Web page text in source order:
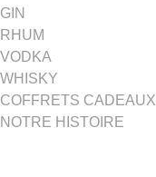
GIN
RHUM
VODKA
WHISKY
COFFRETS CADEAUX
NOTRE HISTOIRE